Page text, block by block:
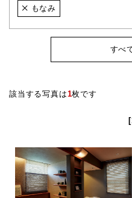
もなみ
すべ
該当する写真は1枚です